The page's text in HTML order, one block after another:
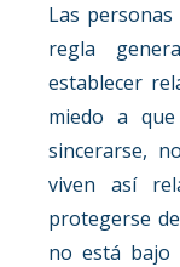
Las
regla
establecer
miedo a
sincerarse,
viven así
protegerse
no está bajo